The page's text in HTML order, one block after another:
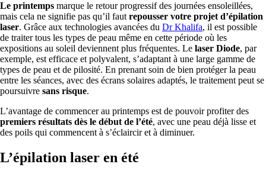
Le printemps marque le retour progressif des journées ensoleillées,
mais cela ne signifie pas qu’il faut repousser votre projet d’épilation
laser. Grâce aux technologies avancées du Dr Khalifa, il est possible
de traiter tous les types de peau même en cette période où les
expositions au soleil deviennent plus fréquentes. Le laser Diode, par
exemple, est efficace et polyvalent, s’adaptant à une large gamme de
types de peau et de pilosité. En prenant soin de bien protéger la peau
entre les séances, avec des écrans solaires adaptés, le traitement peut se
poursuivre sans risque.
L’avantage de commencer au printemps est de pouvoir profiter des
premiers résultats dès le début de l’été, avec une peau déjà lisse et
des poils qui commencent à s’éclaircir et à diminuer.
L’épilation laser en été